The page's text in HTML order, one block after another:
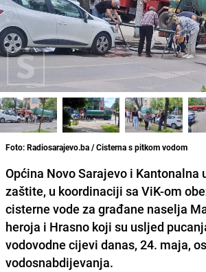
Foto: Radiosarajevo.ba / Cisterna s pitkom vodom
Općina Novo Sarajevo i Kantonalna
zaštite, u koordinaciji sa ViK-om
cisterne vode za građane naselja
heroja i Hrasno koji su usljed
vodovodne cijevi danas, 24. maja,
vodosnabdijevanja.